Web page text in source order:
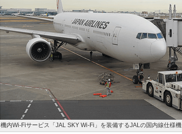
機内Wi-Fiサービス「JAL SKY Wi-Fi」を装備するJALの国内線仕様機